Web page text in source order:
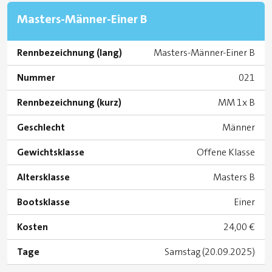
Masters-Männer-Einer B
Rennbezeichnung (lang)
Masters-Männer-Einer B
Nummer
021
Rennbezeichnung (kurz)
MM 1x B
Geschlecht
Männer
Gewichtsklasse
Offene Klasse
Altersklasse
Masters B
Bootsklasse
Einer
Kosten
24,00 €
Tage
Samstag (20.09.2025)